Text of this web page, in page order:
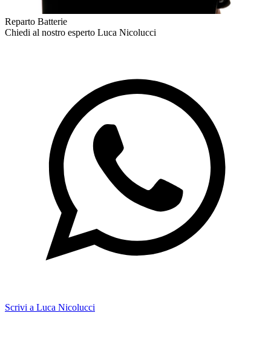
Reparto Batterie
Chiedi al nostro esperto Luca Nicolucci
Scrivi a Luca Nicolucci